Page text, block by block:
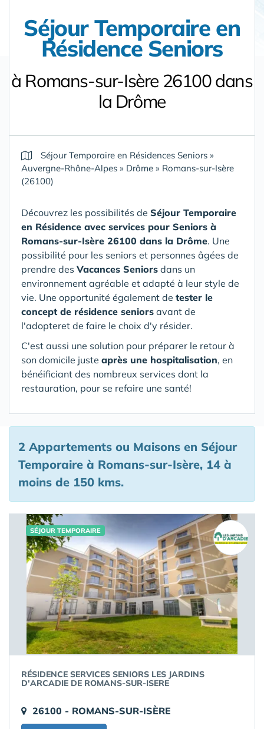
Séjour Temporaire en
Résidence Seniors
à Romans-sur-Isère 26100 dans
la Drôme
Séjour Temporaire en Résidences Seniors »
Auvergne-Rhône-Alpes » Drôme » Romans-sur-Isère
(26100)
Découvrez les possibilités de Séjour Temporaire
en Résidence avec services pour Seniors à
Romans-sur-Isère 26100 dans la Drôme. Une
possibilité pour les seniors et personnes âgées de
prendre des Vacances Seniors dans un
environnement agréable et adapté à leur style de
vie. Une opportunité également de tester le
concept de résidence seniors avant de
l'adopteret de faire le choix d'y résider.
C'est aussi une solution pour préparer le retour à
son domicile juste après une hospitalisation, en
bénéificiant des nombreux services dont la
restauration, pour se refaire une santé!
2 Appartements ou Maisons en Séjour
Temporaire à Romans-sur-Isère, 14 à
moins de 150 kms.
SÉJOUR TEMPORAIRE
RÉSIDENCE SERVICES SENIORS LES JARDINS
D'ARCADIE DE ROMANS-SUR-ISERE
26100 - ROMANS-SUR-ISÈRE